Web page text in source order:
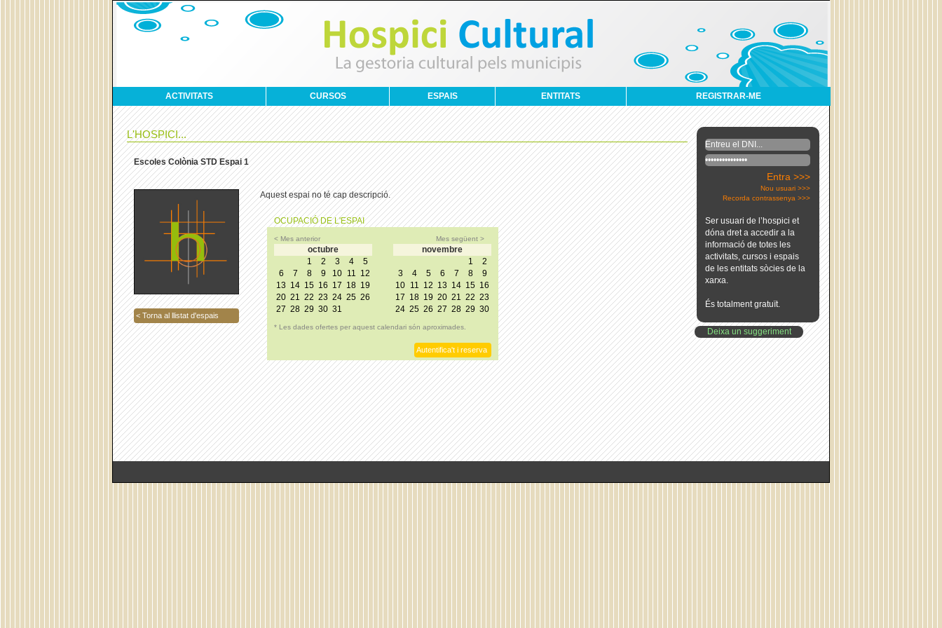
ACTIVITATS CURSOS ESPAIS ENTITATS REGISTRAR-ME
L'HOSPICI...
Escoles Colònia STD Espai 1
< Torna al llistat d'espais
Aquest espai no té cap descripció.
OCUPACIÓ DE L'ESPAI
< Mes anterior Mes següent >
octubre
1
2 3 4
5
6
7 8 9 10 11 12
13 14 15 16 17 18 19
20 21 22 23 24 25 26
27 28 29 30 31
novembre
1
2
3
4 5 6 7 8
9
10 11 12 13 14 15 16
17 18 19 20 21 22 23
24 25 26 27 28 29 30
* Les dades ofertes per aquest calendari són aproximades.
Autentifica't i reserva
Entra >>>
Nou usuari >>>
Recorda contrassenya >>>
Ser usuari de l’hospici et
dóna dret a accedir a la
informació de totes les
activitats, cursos i espais
de les entitats sòcies de la
xarxa.
És totalment gratuït.
Deixa un suggeriment